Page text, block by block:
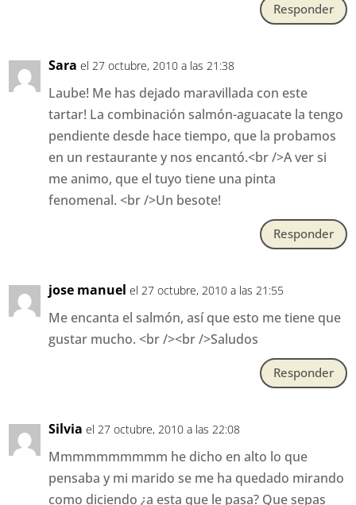
Responder
Sara el 27 octubre, 2010 a las 21:38
Laube! Me has dejado maravillada con este
tartar! La combinación salmón-aguacate la tengo
pendiente desde hace tiempo, que la probamos
en un restaurante y nos encantó.<br />A ver si
me animo, que el tuyo tiene una pinta
fenomenal. <br />Un besote!
Responder
jose manuel el 27 octubre, 2010 a las 21:55
Me encanta el salmón, así que esto me tiene que
gustar mucho. <br /><br />Saludos
Responder
Silvia el 27 octubre, 2010 a las 22:08
Mmmmmmmmmm he dicho en alto lo que
pensaba y mi marido se me ha quedado mirando
como diciendo ¿a esta que le pasa? Que sepas